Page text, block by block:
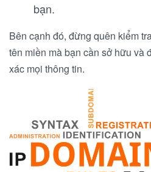
bạn.
Bên cạnh đó, đừng quên kiểm
tên miền mà bạn cần sở hữu và
xác mọi thông tin.